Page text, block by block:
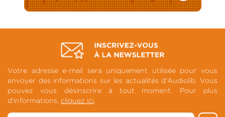
Votre adresse e-mail sera uniquement utilisée pour vous
envoyer des informations sur les actualités d'Audiolib. Vous
pouvez vous désinscrire à tout moment. Pour plus
d'informations, cliquez ici.